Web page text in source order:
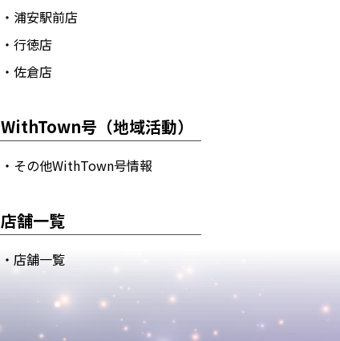
・浦安駅前店
・行徳店
・佐倉店
WithTown号（地域活動）
・その他WithTown号情報
店舗一覧
・店舗一覧